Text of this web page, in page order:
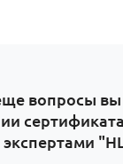
вопросы
экспертами